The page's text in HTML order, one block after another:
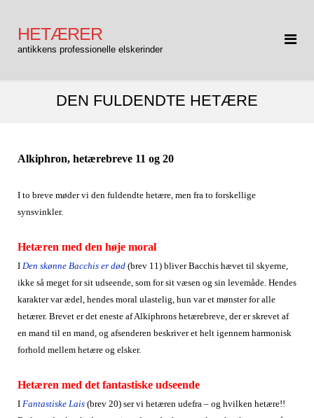
indholdHETÆRER
antikkens professionelle elskerinder
DEN FULDENDTE HETÆRE
Alkiphron, hetærebreve 11 og 20
I to breve møder vi den fuldendte hetære, men fra to forskellige
synsvinkler.
Hetæren med den høje moral
I Den skønne Bacchis er død(brev 11) bliver Bacchis hævet til skyerne,
ikke så meget for sit udseende, som for sit væsen og sin levemåde. Hendes
karakter var ædel, hendes moral ulastelig, hun var et mønster for alle
hetærer. Brevet er det eneste af Alkiphrons hetærebreve, der er skrevet af
en mand til en mand, og afsenderen beskriver et helt igennem harmonisk
forhold mellem hetære og elsker.
Hetæren med det fantastiske udseende
I Fantastiske Lais(brev 20) ser vi hetæren udefra – og hvilken hetære!!